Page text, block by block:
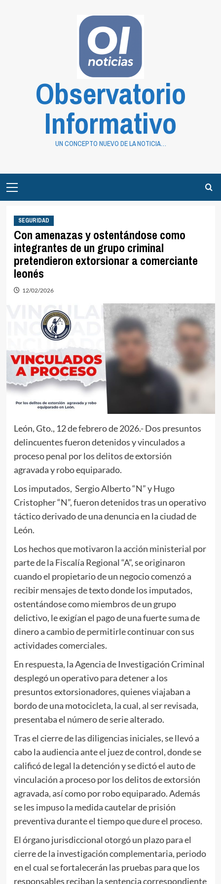
Observatorio
Informativo
UN CONCEPTO NUEVO DE LA NOTICIA…
Menu
SEGURIDAD
Con amenazas y ostentándose como
integrantes de un grupo criminal
pretendieron extorsionar a comerciante
leonés
12/02/2026
León, Gto., 12 de febrero de 2026.- Dos presuntos
delincuentes fueron detenidos y vinculados a
proceso penal por los delitos de extorsión
agravada y robo equiparado.
Los imputados, Sergio Alberto “N” y Hugo
Cristopher “N”, fueron detenidos tras un operativo
táctico derivado de una denuncia en la ciudad de
León.
Los hechos que motivaron la acción ministerial por
parte de la Fiscalía Regional “A”, se originaron
cuando el propietario de un negocio comenzó a
recibir mensajes de texto donde los imputados,
ostentándose como miembros de un grupo
delictivo, le exigían el pago de una fuerte suma de
dinero a cambio de permitirle continuar con sus
actividades comerciales.
En respuesta, la Agencia de Investigación Criminal
desplegó un operativo para detener a los
presuntos extorsionadores, quienes viajaban a
bordo de una motocicleta, la cual, al ser revisada,
presentaba el número de serie alterado.
Tras el cierre de las diligencias iniciales, se llevó a
cabo la audiencia ante el juez de control, donde se
calificó de legal la detención y se dictó el auto de
vinculación a proceso por los delitos de extorsión
agravada, así como por robo equiparado. Además
se les impuso la medida cautelar de prisión
preventiva durante el tiempo que dure el proceso.
El órgano jurisdiccional otorgó un plazo para el
cierre de la investigación complementaria, periodo
en el cual se fortalecerán las pruebas para que los
responsables reciban la sentencia correspondiente